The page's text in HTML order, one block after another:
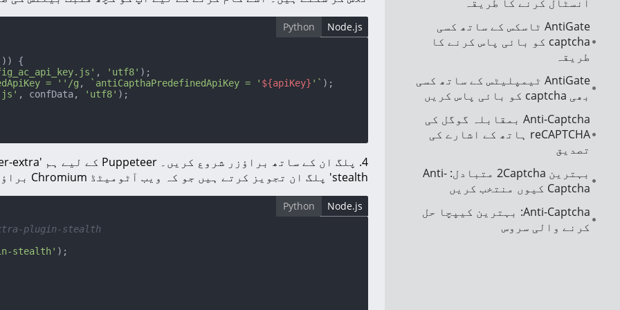
AntiGate ٹاسکس کے ساتھ کسی
captcha کو بائی پاس کرنے کا
طریقہ
AntiGate ٹیمپلیٹس کے ساتھ کسی
بھی captcha کو بائی پاس کریں
Anti-Captcha بمقابلہ گوگل کی
reCAPTCHA ہاتھ کے اشارے کی
تصدیق
بہترین 2Captcha متبادل: Anti-
Captcha کیوں منتخب کریں
Anti-Captcha: بہترین کیپچا حل
کرنے والی سروس
Node.js
Python
)) {
, 'utf8' );
= ''/g , `antiCapthaPredefinedApiKey = ' ${apiKey} '` );
, confData, 'utf8' );
stealth' پلگ ان تجویز کرتے ہیں جو کہ ویب آٹومیٹڈ Chromium براؤزر کی تمام نشانیوں کو چھپاتا ہے۔
Node.js
Python
plugin-stealth
stealth' );